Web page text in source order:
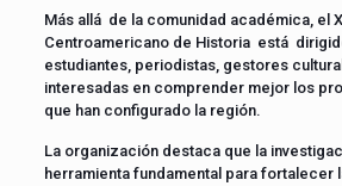
Más allá de la comunidad académica, el
Centroamericano de Historia está
estudiantes, periodistas, gestores
interesadas en comprender mejor los
que han configurado la región.
La organización destaca que la
herramienta fundamental para fortalecer